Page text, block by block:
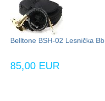
Belltone BSH-02 Lesnička Bb
85,00 EUR